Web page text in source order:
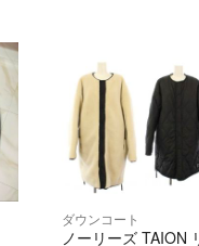
ダウンコート
ノーリーズ TAION